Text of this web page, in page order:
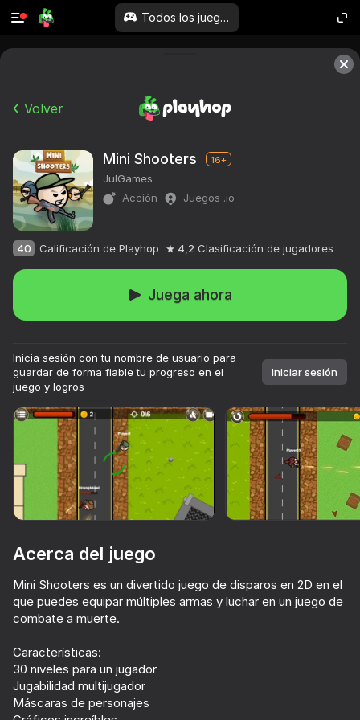
Todos los juegos
Este juego solo admite orientación paisaje
Llamada de Batalla
75
73
Volver
Mini Shooters 16+
JulGames
Acción
Juegos .io
40 Calificación de Playhop 4,2 Clasificación de jugadores
Juega ahora
Inicia sesión con tu nombre de usuario para
guardar de forma fiable tu progreso en el
juego y logros
Iniciar sesión
Acerca del juego
Mini Shooters es un divertido juego de disparos en 2D en el
que puedes equipar múltiples armas y luchar en un juego de
combate a muerte.
Características:
30 niveles para un jugador
Jugabilidad multijugador
Máscaras de personajes